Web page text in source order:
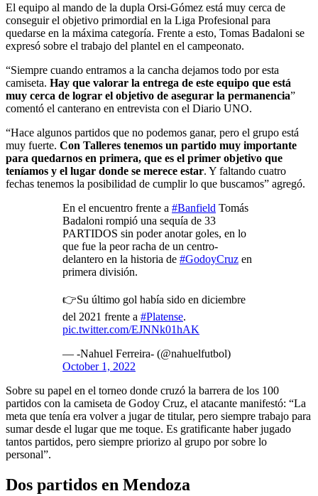
El equipo al mando de la dupla Orsi-Gómez está muy cerca de
conseguir el objetivo primordial en la Liga Profesional para
quedarse en la máxima categoría. Frente a esto, Tomas Badaloni se
expresó sobre el trabajo del plantel en el campeonato.
“Siempre cuando entramos a la cancha dejamos todo por esta
camiseta. Hay que valorar la entrega de este equipo que está
muy cerca de lograr el objetivo de asegurar la permanencia”
comentó el canterano en entrevista con el Diario UNO.
“Hace algunos partidos que no podemos ganar, pero el grupo está
muy fuerte. Con Talleres tenemos un partido muy importante
para quedarnos en primera, que es el primer objetivo que
teníamos y el lugar donde se merece estar. Y faltando cuatro
fechas tenemos la posibilidad de cumplir lo que buscamos” agregó.
En el encuentro frente a #Banfield Tomás
Badaloni rompió una sequía de 33
PARTIDOS sin poder anotar goles, en lo
que fue la peor racha de un centro-
delantero en la historia de #GodoyCruz en
primera división.
👉Su último gol había sido en diciembre
del 2021 frente a #Platense.
pic.twitter.com/EJNNk01hAK
— -Nahuel Ferreira- (@nahuelfutbol)
October 1, 2022
Sobre su papel en el torneo donde cruzó la barrera de los 100
partidos con la camiseta de Godoy Cruz, el atacante manifestó: “La
meta que tenía era volver a jugar de titular, pero siempre trabajo para
sumar desde el lugar que me toque. Es gratificante haber jugado
tantos partidos, pero siempre priorizo al grupo por sobre lo
personal”.
Dos partidos en Mendoza